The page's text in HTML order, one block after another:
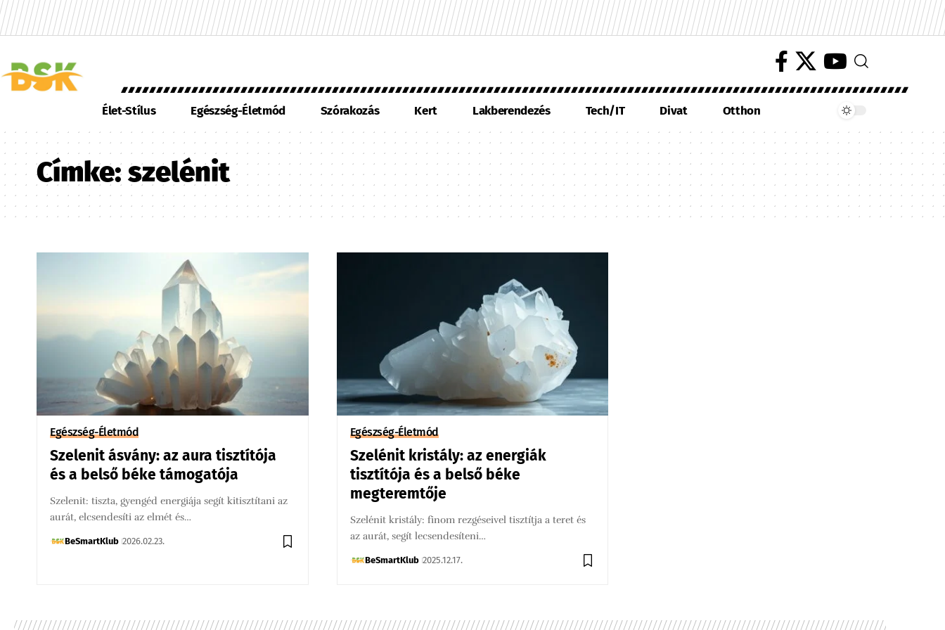
Élet-Stílus Egészség-Életmód Szórakozás Kert Lakberendezés Tech/IT Divat Otthon
Címke:szelénit
Egészség-Életmód
Szelenit ásvány: az aura tisztítója
és a belső béke támogatója
Szelenit: tiszta, gyengéd energiája segít kitisztítani az
aurát, elcsendesíti az elmét és…
BeSmartKlub 2026.02.23.
Egészség-Életmód
Szelénit kristály: az energiák
tisztítója és a belső béke
megteremtője
Szelénit kristály: finom rezgéseivel tisztítja a teret és
az aurát, segít lecsendesíteni…
BeSmartKlub 2025.12.17.